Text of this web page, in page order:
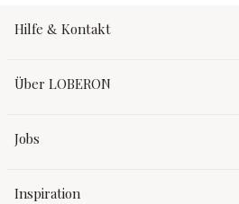
Hilfe & Kontakt
Über LOBERON
Jobs
Inspiration